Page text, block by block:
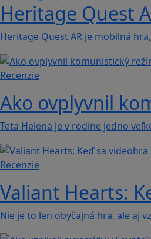
Heritage Quest
Heritage Quest AR je mobilná
Recenzie
Ako ovplyvnil
Teta Helena je v rodine jedno
Recenzie
Valiant Hearts:
Nie je to len obyčajná hra, ale aj